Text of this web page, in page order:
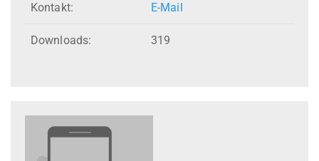
Kontakt: E-Mail
Downloads: 319